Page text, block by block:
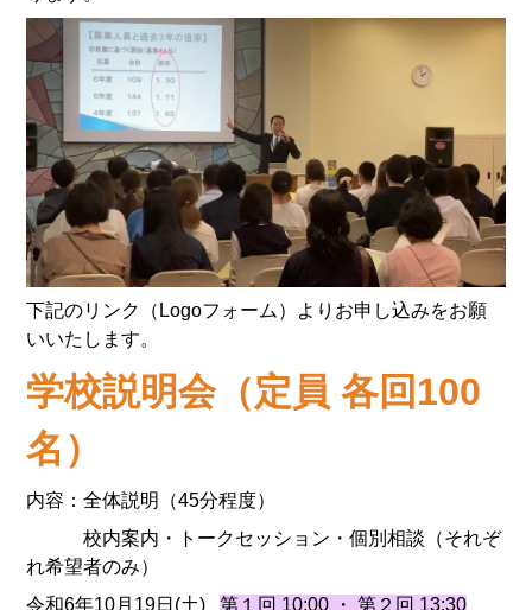
下記のリンク（Logoフォーム）よりお申し込みをお願
いいたします。
学校説明会（定員 各回100
名）
内容：全体説明（45分程度）
校内案内・トークセッション・個別相談（それぞ
れ希望者のみ）
令和6年10月19日(土)第１回 10:00 ・ 第２回 13:30